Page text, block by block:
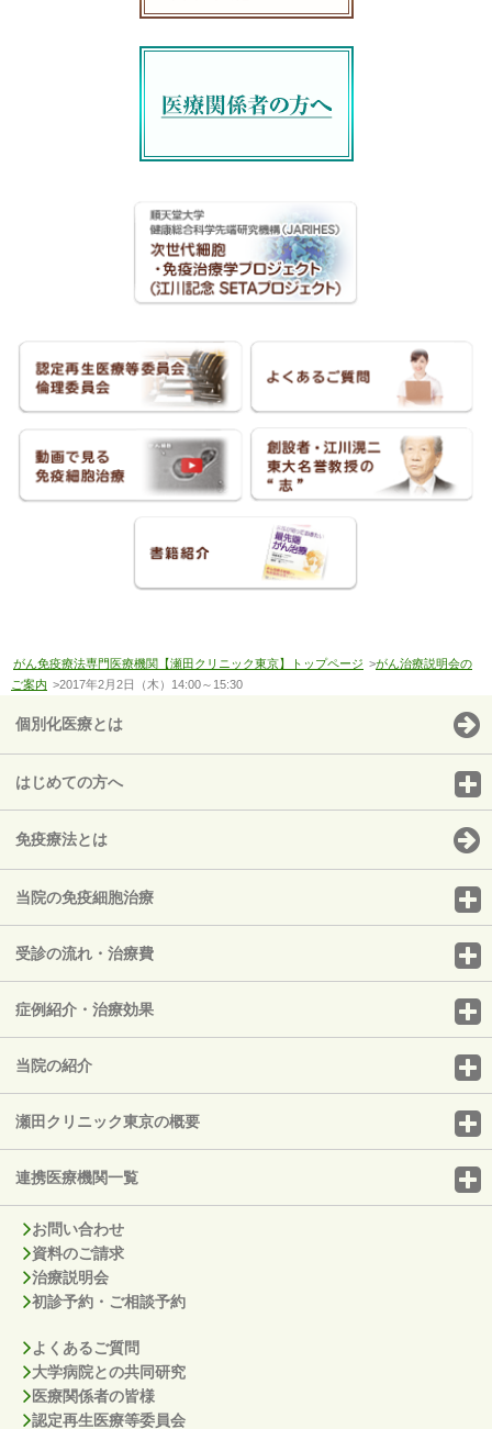
がん免疫療法専門医療機関【瀬田クリニック東京】トップページ >がん治療説明会の
ご案内 >2017年2月2日（木）14:00～15:30
個別化医療とは
はじめての方へ
免疫療法とは
当院の免疫細胞治療
受診の流れ・治療費
症例紹介・治療効果
当院の紹介
瀬田クリニック東京の概要
連携医療機関一覧
お問い合わせ
資料のご請求
治療説明会
初診予約・ご相談予約
よくあるご質問
大学病院との共同研究
医療関係者の皆様
認定再生医療等委員会